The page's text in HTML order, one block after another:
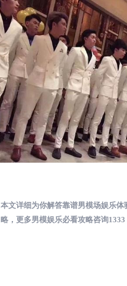
本文详细为你解答靠谱男模场娱乐体
略，更多男模娱乐必看攻略咨询1333